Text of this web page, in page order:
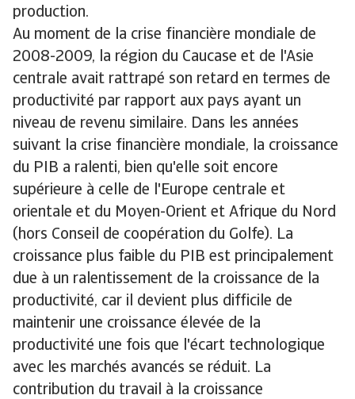
production.
Au moment de la crise financière mondiale de
2008-2009, la région du Caucase et de l'Asie
centrale avait rattrapé son retard en termes de
productivité par rapport aux pays ayant un
niveau de revenu similaire. Dans les années
suivant la crise financière mondiale, la croissance
du PIB a ralenti, bien qu'elle soit encore
supérieure à celle de l'Europe centrale et
orientale et du Moyen-Orient et Afrique du Nord
(hors Conseil de coopération du Golfe). La
croissance plus faible du PIB est principalement
due à un ralentissement de la croissance de la
productivité, car il devient plus difficile de
maintenir une croissance élevée de la
productivité une fois que l'écart technologique
avec les marchés avancés se réduit. La
contribution du travail à la croissance